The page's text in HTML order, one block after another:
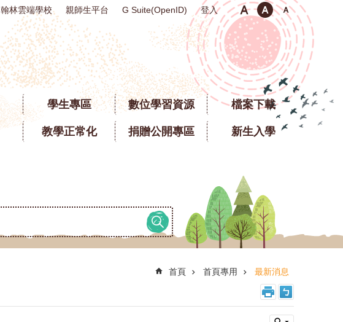
翰林雲端學校 親師生平台 G Suite(OpenID) 登入
學生專區 數位學習資源 檔案下載
教學正常化 捐贈公開專區 新生入學
首頁 首頁專用 最新消息